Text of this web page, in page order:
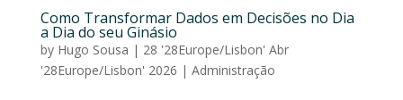
Como Transformar Dados em Decisões no Dia
a Dia do seu Ginásio
by Hugo Sousa | 28 '28Europe/Lisbon' Abr
'28Europe/Lisbon' 2026 | Administração